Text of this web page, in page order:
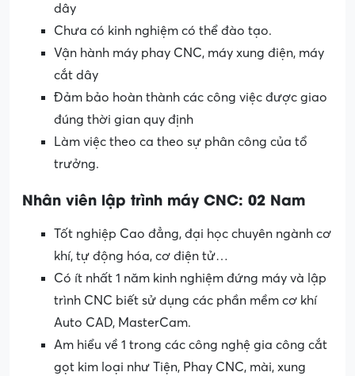
dây
Chưa có kinh nghiệm có thể đào tạo.
Vận hành máy phay CNC, máy xung điện, máy
cắt dây
Đảm bảo hoàn thành các công việc được giao
đúng thời gian quy định
Làm việc theo ca theo sự phân công của tổ
trưởng.
Nhân viên lập trình máy CNC: 02 Nam
Tốt nghiệp Cao đẳng, đại học chuyên ngành cơ
khí, tự động hóa, cơ điện tử…
Có ít nhất 1 năm kinh nghiệm đứng máy và lập
trình CNC biết sử dụng các phần mềm cơ khí
Auto CAD, MasterCam.
Am hiểu về 1 trong các công nghệ gia công cắt
gọt kim loại như Tiện, Phay CNC, mài, xung